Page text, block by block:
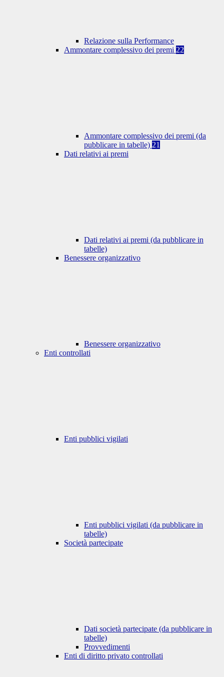
Relazione sulla Performance
Ammontare complessivo dei premi 22
Ammontare complessivo dei premi (da
pubblicare in tabelle) 21
Dati relativi ai premi
Dati relativi ai premi (da pubblicare in
tabelle)
Benessere organizzativo
Benessere organizzativo
Enti controllati
Enti pubblici vigilati
Enti pubblici vigilati (da pubblicare in
tabelle)
Società partecipate
Dati società partecipate (da pubblicare in
tabelle)
Provvedimenti
Enti di diritto privato controllati